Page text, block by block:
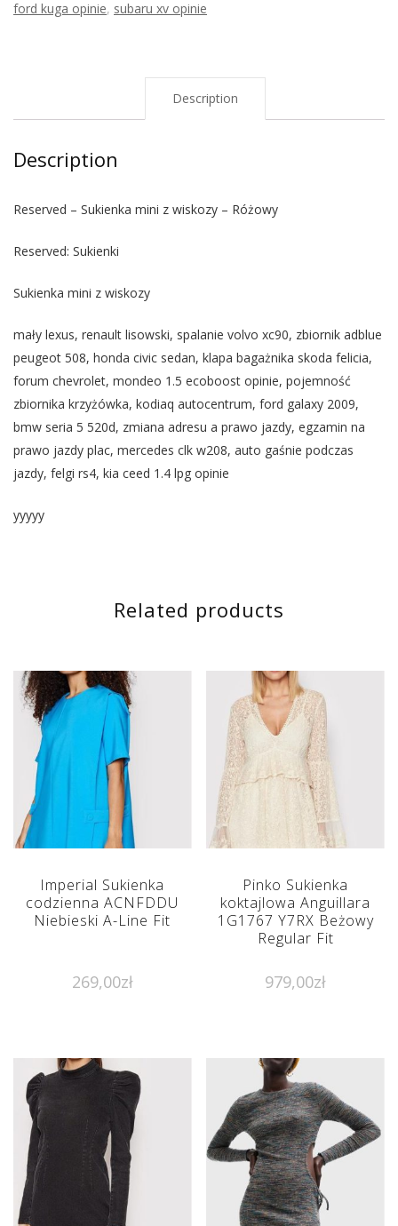
ford kuga opinie, subaru xv opinie
Description
Description
Reserved – Sukienka mini z wiskozy – Różowy
Reserved: Sukienki
Sukienka mini z wiskozy
mały lexus, renault lisowski, spalanie volvo xc90, zbiornik adblue
peugeot 508, honda civic sedan, klapa bagażnika skoda felicia,
forum chevrolet, mondeo 1.5 ecoboost opinie, pojemność
zbiornika krzyżówka, kodiaq autocentrum, ford galaxy 2009,
bmw seria 5 520d, zmiana adresu a prawo jazdy, egzamin na
prawo jazdy plac, mercedes clk w208, auto gaśnie podczas
jazdy, felgi rs4, kia ceed 1.4 lpg opinie
yyyyy
Related products
Imperial Sukienka
codzienna ACNFDDU
Niebieski A-Line Fit
269,00zł
Pinko Sukienka
koktajlowa Anguillara
1G1767 Y7RX Beżowy
Regular Fit
979,00zł